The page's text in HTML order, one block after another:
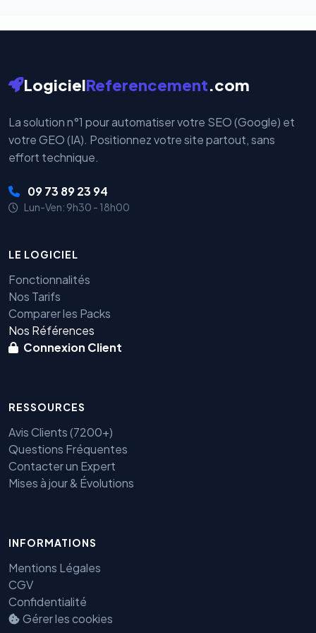
LogicielReferencement.com
La solution n°1 pour automatiser votre SEO (Google) et
votre GEO (IA). Positionnez votre site partout, sans
effort technique.
09 73 89 23 94
Lun-Ven: 9h30 - 18h00
LE LOGICIEL
Fonctionnalités
Nos Tarifs
Comparer les Packs
Nos Références
Connexion Client
RESSOURCES
Avis Clients (7200+)
Questions Fréquentes
Contacter un Expert
Mises à jour & Évolutions
INFORMATIONS
Mentions Légales
CGV
Confidentialité
Gérer les cookies